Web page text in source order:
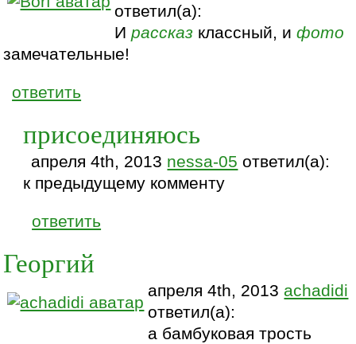
ответил(а):
Ирассказ классный, ифото
замечательные!
ответить
присоединяюсь
апреля 4th, 2013 nessa-05 ответил(а):
к предыдущему комменту
ответить
Георгий
апреля 4th, 2013 achadidi
ответил(а):
а бамбуковая трость